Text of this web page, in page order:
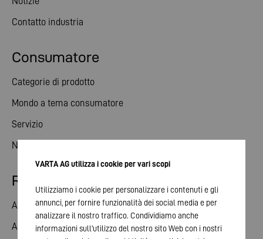
Consumatore
Categorie di prodotto
Mondo a tema consumatore
Servizio
Notizie
Contatto industria
Relazioni con gli investitori
Azioni
Assemblea generale
VARTA AG utilizza i cookie per vari scopi
Utilizziamo i cookie per personalizzare i contenuti e gli
annunci, per fornire funzionalità dei social media e per
analizzare il nostro traffico. Condividiamo anche
informazioni sull'utilizzo del nostro sito Web con i nostri